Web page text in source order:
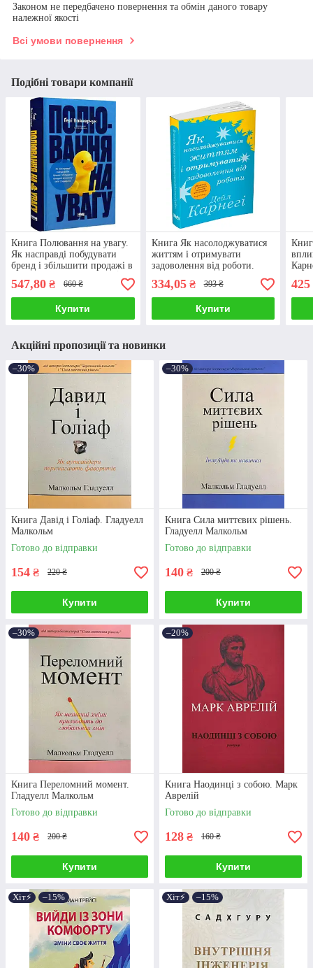
Законом не передбачено повернення та обмін даного товару
належної якості
Всі умови повернення
Подібні товари компанії
Книга Полювання на увагу.
Як насправді побудувати
бренд і збільшити продажі в
новому світі соцмереж. Ґері
Вайнерчук
547,80 ₴ 660 ₴
Купити
Книга Як насолоджуватися
життям і отримувати
задоволення від роботи.
334,05₴ 393 ₴
Купити
425
Акційні пропозиції та новинки
–30%
Книга Давід і Голіаф. Гладуелл
Малкольм
Готово до відправки
154 ₴ 220 ₴
Купити
–30%
Книга Сила миттєвих рішень.
Гладуелл Малкольм
Готово до відправки
140 ₴ 200 ₴
Купити
–30%
Книга Переломний момент.
Гладуелл Малкольм
Готово до відправки
140 ₴ 200 ₴
Купити
–20%
Книга Наодинці з собою. Марк
Аврелій
Готово до відправки
128 ₴ 160 ₴
Купити
Хіт⚡️ –15% Хіт⚡️ –15%